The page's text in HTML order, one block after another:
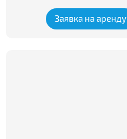
Заявка на аренду